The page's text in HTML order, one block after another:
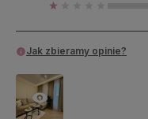
Jak zbieramy opinie?